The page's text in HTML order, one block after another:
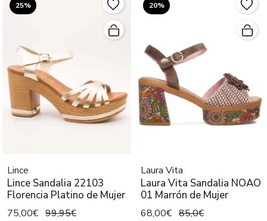
25%
Lince
Lince Sandalia 22103
Florencia Platino de Mujer
75,00€ 99,95€
20%
Laura Vita
Laura Vita Sandalia NOAO
01 Marrón de Mujer
68,00€ 85,0€